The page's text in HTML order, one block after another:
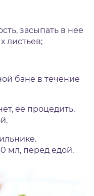
засыпать в нее
листьев;
бане в течение
ее процедить,
мл, перед едой.